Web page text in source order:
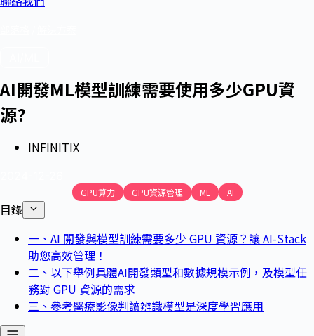
AI開發ML模型訓練需要使用多少GPU資
源?
INFINITIX
GPU算力 GPU資源管理 ML AI
目錄
一、AI 開發與模型訓練需要多少 GPU 資源？讓 AI-Stack
助您高效管理！
二、以下舉例具體AI開發類型和數據規模示例，及模型任
務對 GPU 資源的需求
三、參考醫療影像判讀辨識模型是深度學習應用